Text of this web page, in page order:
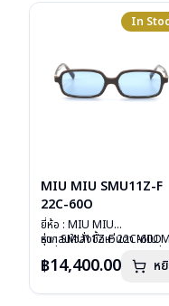
In
MIU MIU SMU11Z-F
22C-60O
ยี่ห้อ : MIU MIU
รุ่น : SMU11Z-F 22C-60O
เลนส์ : กันแดดสีฟ้า
น้ำหนัก : 24 กรัม
หากสนใจสั่งชื้อแว่นตา MIU
ลงไว้กรุณาติดต่อเรา
คลิก
฿14,400.00 ห